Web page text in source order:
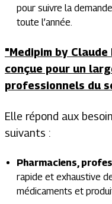
pour suivre la
toute l’année.
"Medipim by
conçue pour un
professionnels du
Elle répond aux
suivants :
Pharmaciens,
rapide et exhaustive
médicaments et